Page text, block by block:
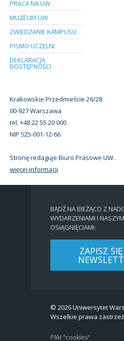
PRACA NA UW
MUZEUM UW
ZWIEDZANIE KAMPUSU
PISMO UCZELNI
DEKLARACJA
DOSTĘPNOŚCI
Krakowskie Przedmieście 26/28
00-927 Warszawa
tel. +48 22 55 20 000
NIP 525-001-12-66
Stronę redaguje Biuro Prasowe UW.
więcej informacji
BĄDŹ NA BIEŻĄCO Z
WYDARZENIAMI I
OSIĄGNIĘCIAMI:
ZAPISZ
© 2026 Uniwersytet
Wszelkie prawa
Pliki "cookies"